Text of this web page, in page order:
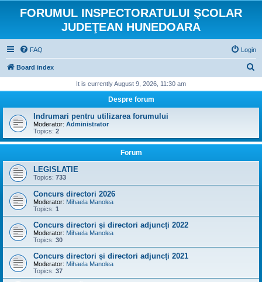
FORUMUL INSPECTORATULUI ŞCOLAR
JUDEŢEAN HUNEDOARA
FAQ Login
Board index
r
h
It is currently August 9, 2026, 11:30 am
Despre forum
Indrumari pentru utilizarea forumului
Moderator: Administrator
Topics: 2
Forum
LEGISLATIE
Topics: 733
Concurs directori 2026
Moderator: Mihaela Manolea
Topics: 1
Concurs directori și directori adjuncți 2022
Moderator: Mihaela Manolea
Topics: 30
Concurs directori și directori adjuncți 2021
Moderator: Mihaela Manolea
Topics: 37